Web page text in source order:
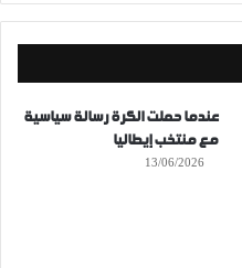
عندما حملت الكرة رسالة سياسية
مع منتخب إيطاليا
13/06/2026